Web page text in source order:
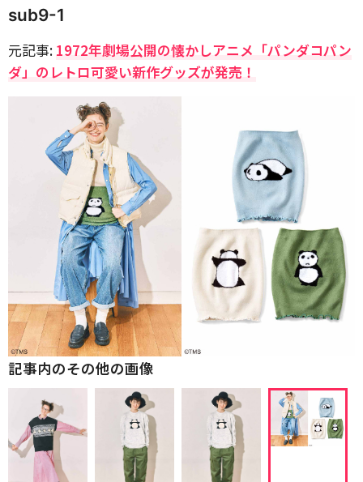
sub9-1
元記事: 1972年劇場公開の懐かしアニメ「パンダコパン
ダ」のレトロ可愛い新作グッズが発売！
記事内のその他の画像